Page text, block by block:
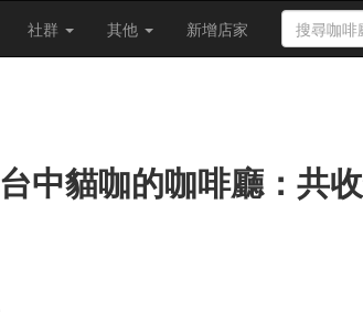
社群 其他 新增店家
台中貓咖的咖啡廳：共